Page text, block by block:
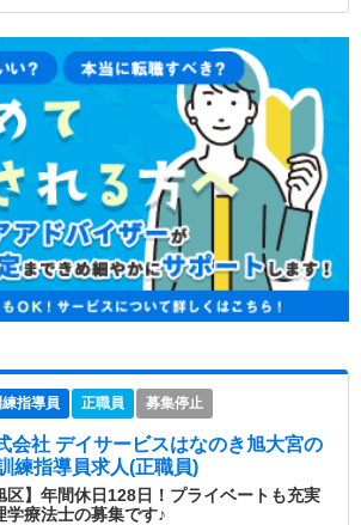
指導員 正職員 募集停止
会社 デイサービスはなのき旭大宮の
練指導員求人(正職員)
区】年間休日128日！プライベートも充実
療法士の募集です♪